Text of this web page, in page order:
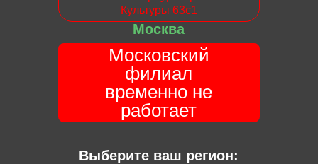
Культуры 63с1
Москва
Московский
филиал
временно не
работает
Выберите ваш регион: